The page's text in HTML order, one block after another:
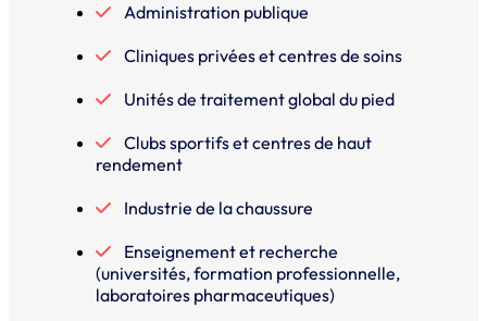
Administration publique
Cliniques privées et centres de soins
Unités de traitement global du pied
Clubs sportifs et centres de haut
rendement
Industrie de la chaussure
Enseignement et recherche
(universités, formation professionnelle,
laboratoires pharmaceutiques)